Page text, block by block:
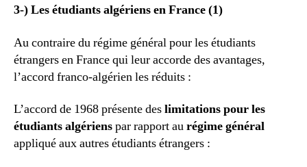
3-) Les étudiants algériens en France (1)
Au contraire du régime général pour les étudiants
étrangers en France qui leur accorde des avantages,
l’accord franco-algérien les réduits :
L’accord de 1968 présente deslimitations pour les
étudiants algérienspar rapport aurégime général
appliqué aux autres étudiants étrangers :